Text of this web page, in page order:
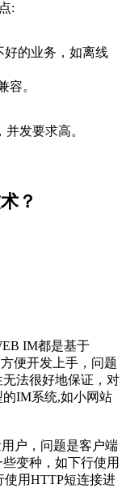
:
好的业务，如离线
容。
发要求高。
？
IM都是基于
便开发上手，问题
法很好地保证，对
IM系统,如小网站
户，问题是客户端
变种，如下行使用
用HTTP短连接进